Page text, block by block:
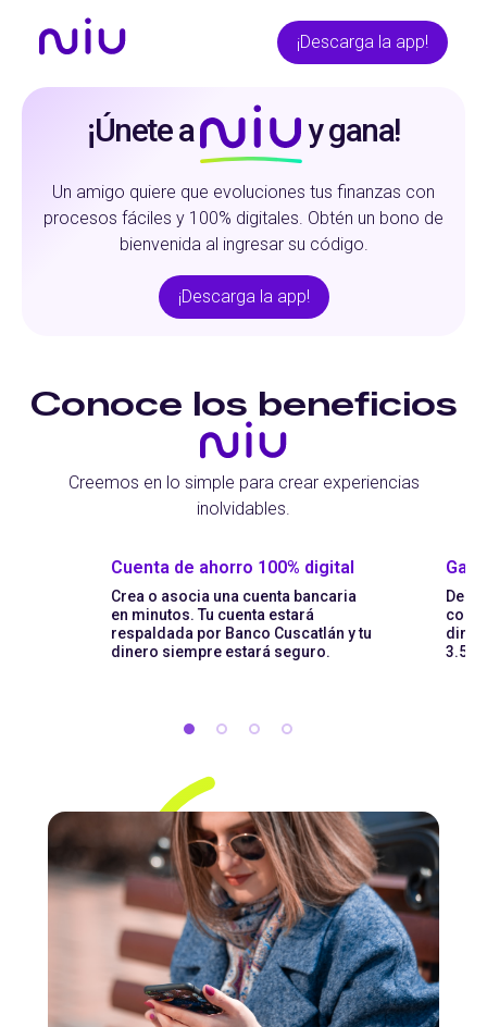
¡Descarga la app!
¡Únete a y gana!
Un amigo quiere que evoluciones tus finanzas con
procesos fáciles y 100% digitales. Obtén un bono de
bienvenida al ingresar su código.
¡Descarga la app!
Conoce los beneficios
Creemos en lo simple para crear experiencias
inolvidables.
Cuenta de ahorro 100% digital
Crea o asocia una cuenta bancaria
en minutos. Tu cuenta estará
respaldada por Banco Cuscatlán y tu
dinero siempre estará seguro.
con
3.5%